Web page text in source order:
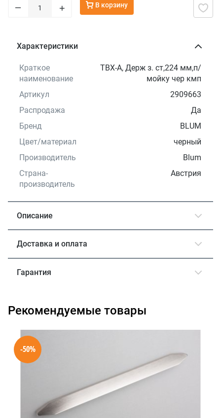
– + В корзину
Характеристики
Краткое
наименование
TBX-A, Держ з. ст,224 мм,п/
мойку чер кмп
Артикул
2909663
Распродажа
Да
Бренд
BLUM
Цвет/материал
черный
Производитель
Blum
Страна-
производитель
Австрия
Описание
Доставка и оплата
Гарантия
Рекомендуемые товары
-50%